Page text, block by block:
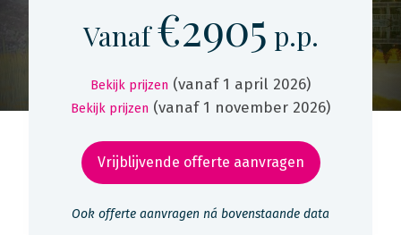
Vanaf€2905 p.p.
Bekijk prijzen (vanaf 1 april 2026)
Bekijk prijzen (vanaf 1 november 2026)
Vrijblijvende offerte aanvragen
Ook offerte aanvragen ná bovenstaande data